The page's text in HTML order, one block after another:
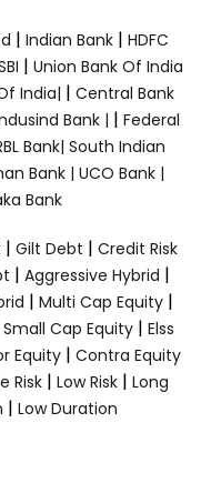
| Indian Bank | HDFC
| Union Bank Of India
India| | Central Bank
Bank | | Federal
Bank| South Indian
Bank | UCO Bank |
Bank
| Gilt Debt | Credit Risk
| Aggressive Hybrid |
| Multi Cap Equity |
Small Cap Equity | Elss
Equity | Contra Equity
Risk | Low Risk | Long
| Low Duration